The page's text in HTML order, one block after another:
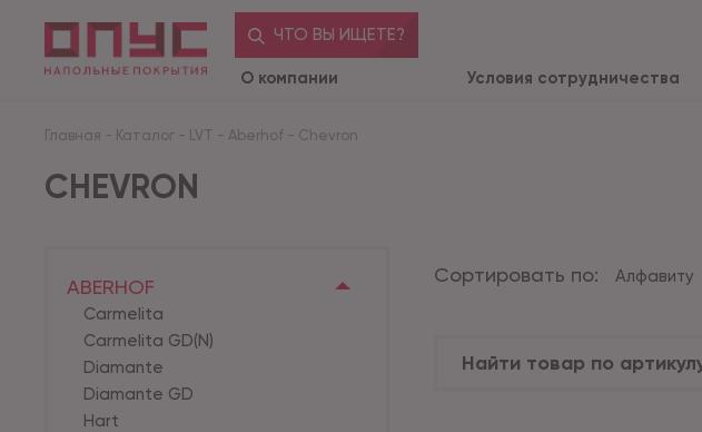
ЧТО ВЫ ИЩЕТЕ?
О компании Условия сотрудничества
Главная - Каталог - LVT - Aberhof - Chevron
CHEVRON
ABERHOF
Carmelita
Carmelita GD(N)
Diamante
Diamante GD
Hart
Сортировать по: Алфавиту